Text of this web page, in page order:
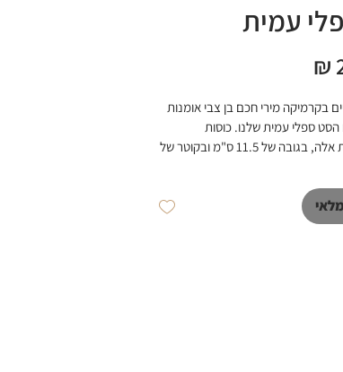
עמית
בקרמיקה מירי חכם בן צבי אומנות
ספלי עמית שלנו. כוסות
רב-תכליתיות אלה, בגובה של 11.5 ס"מ ובקוטר של
מחימר לבן, כל כוס מעוטרת בגווני
המציגים שילוב הרמוני של אומנות